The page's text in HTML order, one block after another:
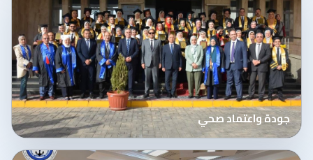
جودة واعتماد صحي